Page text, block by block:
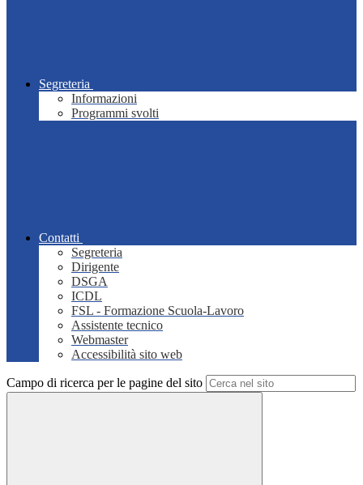
Segreteria
Informazioni
Programmi svolti
Contatti
Segreteria
Dirigente
DSGA
ICDL
FSL - Formazione Scuola-Lavoro
Assistente tecnico
Webmaster
Accessibilità sito web
Campo di ricerca per le pagine del sito